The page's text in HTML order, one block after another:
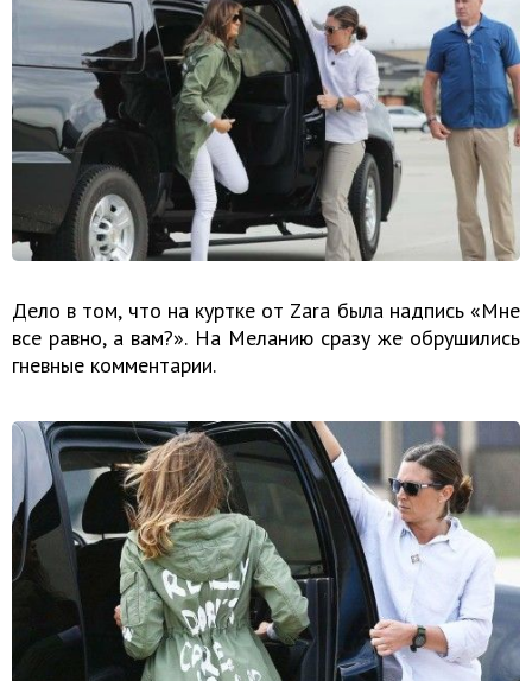
Дело в том, что на куртке от Zara была надпись «Мне
все равно, а вам?». На Меланию сразу же обрушились
гневные комментарии.